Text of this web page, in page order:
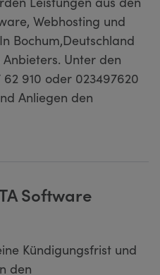
Webhosting und
Bochum,Deutschland
Unter den
910 oder 023497620
Anliegen den
Software
Kündigungsfrist und
den